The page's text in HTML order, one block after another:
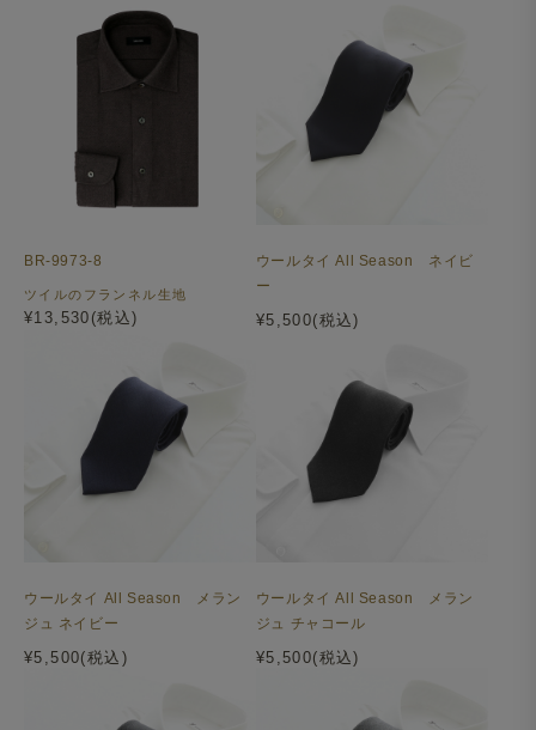
BR-9973-8
ツイルのフランネル生地
¥13,530(税込)
ウールタイ All Season ネイビ
ー
¥5,500(税込)
ウールタイ All Season メラン
ジュ ネイビー
¥5,500(税込)
ウールタイ All Season メラン
ジュ チャコール
¥5,500(税込)